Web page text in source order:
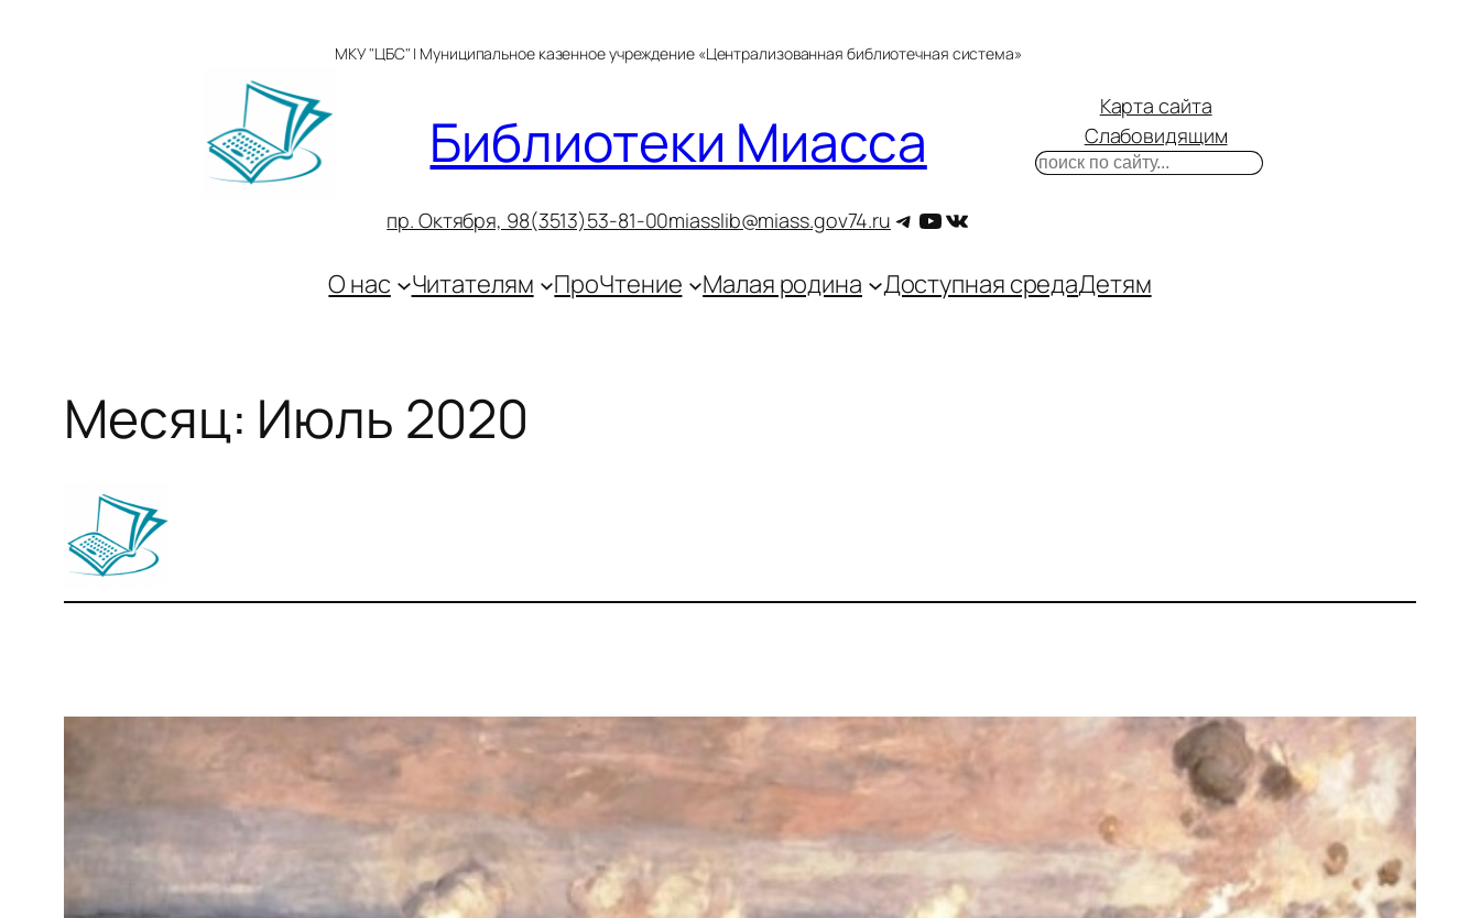
МКУ "ЦБС" | Муниципальное казенное учреждение «Централизованная библиотечная система»
Библиотеки Миасса
пр. Октября, 98(3513)53-81-00miasslib@miass.gov74.ru Telegram
YouTube
ВКонтакте
Карта сайта
Слабовидящим
Поиск
О нас Читателям ПроЧтение Малая родина Доступная средаДетям
Месяц: Июль 2020